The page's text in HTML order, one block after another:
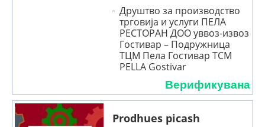
Друштво за производство
трговија и услуги ПЕЛА
РЕСТОРАН ДОО уввоз-извоз
Гостивар – Подружница
ТЦМ Пела Гостивар TCM
PELLA Gostivar
Верификувана
Prodhues picash